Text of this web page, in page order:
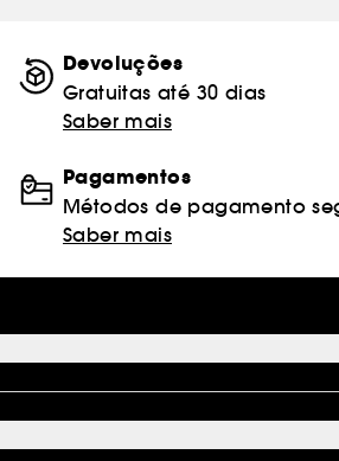
Devoluções
Gratuitas até 30 dias
Saber mais
Pagamentos
Métodos de pagamento
Saber mais